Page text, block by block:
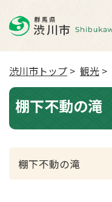
渋川市トップ > 観光 >
棚下不動の滝
棚下不動の滝